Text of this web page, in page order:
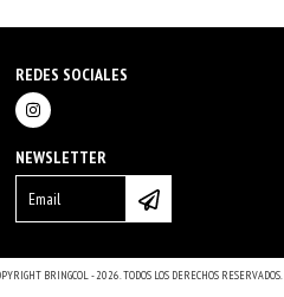
REDES SOCIALES
NEWSLETTER
BRINGCOL - 2026. TODOS LOS DERECHOS RESERVADOS.